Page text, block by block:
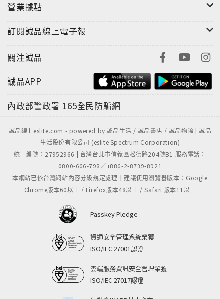
營業據點
訂閱誠品線上電子報
關注誠品
誠品APP
內政部警政署 165全民防騙網
誠品線上eslite.com - powered by 誠品生活 / 誠品書店 / 誠品物流 | 誠品
生活股份有限公司 (eslite Spectrum Corporation)
統一編號：27952966 | 台灣台北市信義區松德路204號B1 服務電話：
0800-666-798／+886-2-8789-8921
本網站已依台灣網站內容分級規定處理｜建議使用瀏覽器版本：Google
Chrome版本60以上 / Firefox版本48以上 / Safari 版本11以上
Passkey Pledge
資通安全管理系統榮獲
ISO/IEC 27001認證
雲端服務資訊安全管理榮獲
ISO/IEC 27017認證